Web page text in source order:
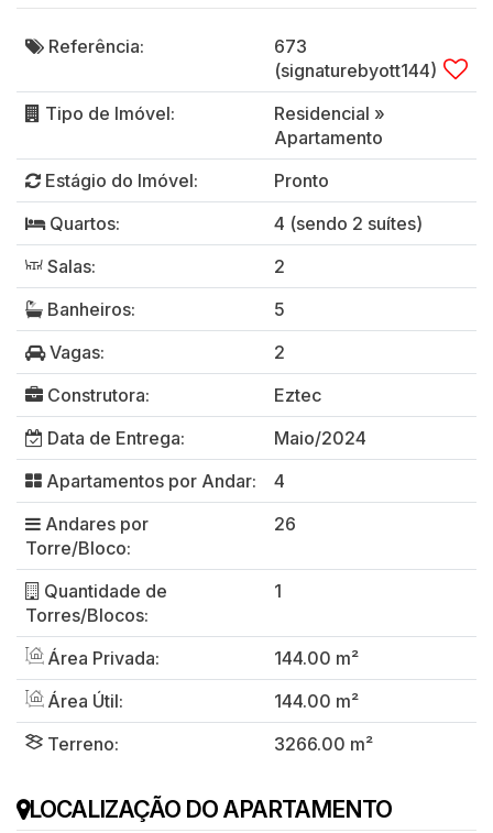
Referência:
673
(signaturebyott144)
Tipo de Imóvel:
Residencial »
Apartamento
Estágio do Imóvel:
Pronto
Quartos:
4 (sendo 2 suítes)
Salas:
2
Banheiros:
5
Vagas:
2
Construtora:
Eztec
Data de Entrega:
Maio/2024
Apartamentos por Andar:
4
Andares por
Torre/Bloco:
26
Quantidade de
Torres/Blocos:
1
Área Privada:
144.00 m²
Área Útil:
144.00 m²
Terreno:
3266.00 m²
LOCALIZAÇÃO DO APARTAMENTO